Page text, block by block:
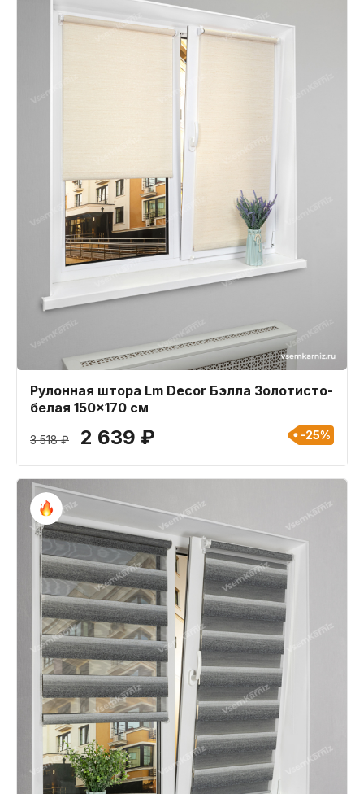
Рулонная штора Lm Decor Бэлла Золотисто-
белая 150x170 см
3 518 ₽ 2 639 ₽ -25%